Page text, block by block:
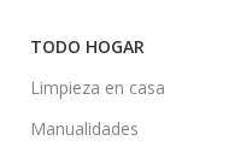
TODO HOGAR
Limpieza en casa
Manualidades